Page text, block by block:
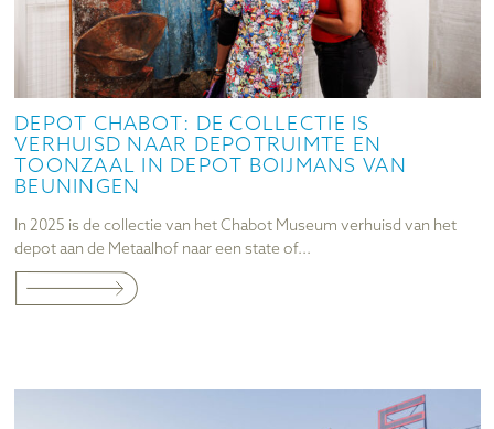
DEPOT CHABOT: DE COLLECTIE IS
VERHUISD NAAR DEPOTRUIMTE EN
TOONZAAL IN DEPOT BOIJMANS VAN
BEUNINGEN
In 2025 is de collectie van het Chabot Museum verhuisd van het
depot aan de Metaalhof naar een state of...